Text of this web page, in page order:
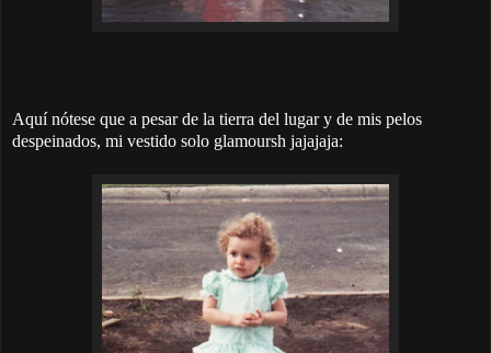
Aquí nótese que a pesar de la tierra del lugar y de mis pelos
despeinados, mi vestido solo glamoursh jajajaja: